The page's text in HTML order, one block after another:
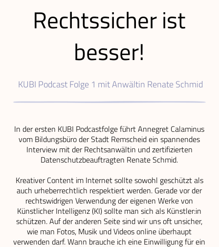
Rechtssicher ist
besser!
KUBI Podcast Folge 1 mit Anwältin Renate Schmid
In der ersten KUBI Podcastfolge führt Annegret Calaminus
vom Bildungsbüro der Stadt Remscheid ein spannendes
Interview mit der Rechtsanwältin und zertifizierten
Datenschutzbeauftragten Renate Schmid.
Kreativer Content im Internet sollte sowohl geschützt als
auch urheberrechtlich respektiert werden. Gerade vor der
rechtswidrigen Verwendung der eigenen Werke von
Künstlicher Intelligenz (KI) sollte man sich als Künstler:in
schützen. Auf der anderen Seite sind wir uns oft unsicher,
wie man Fotos, Musik und Videos online überhaupt
verwenden darf. Wann brauche ich eine Einwilligung für ein